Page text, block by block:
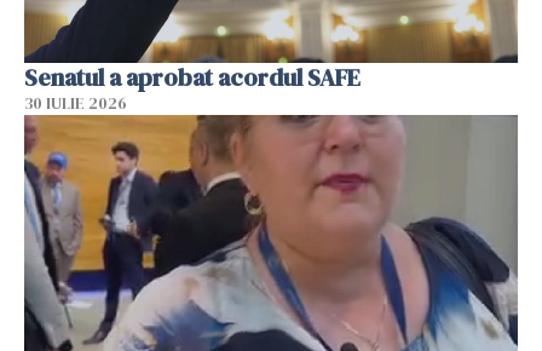
Senatul a aprobat acordul SAFE
30 IULIE 2026